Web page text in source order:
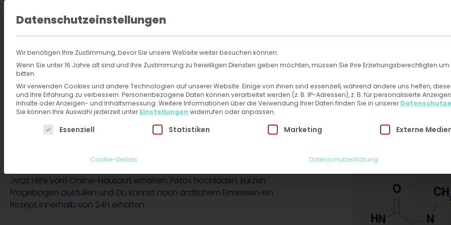
Online-Hautarzt› Rezepte Ivermectin
Ivermectin: Rezept vom
Online-Hautarzt in
Minuten anfragen
Jetzt Hilfe vom Online-Hautarzt erhalten: Fotos hochladen, kurzen
Fragebogen ausfüllen und Du kannst nach ärztlichem Ermessen ein
Rezept innerhalb von 24h erhalten
Datenschutzeinstellungen
Wir benötigen Ihre Zustimmung, bevor Sie unsere Website weiter besuchen können.
Wenn Sie unter 16 Jahre alt sind und Ihre Zustimmung zu freiwilligen Diensten geben möchten, müssen Sie Ihre Erziehungsberechtigten um
bitten.
Wir verwenden Cookies und andere Technologien auf unserer Website. Einige von ihnen sind essenziell, während andere uns helfen,
und Ihre Erfahrung zu verbessern. Personenbezogene Daten können verarbeitet werden (z. B. IP-Adressen), z. B. für personalisierte
Inhalte oder Anzeigen- und Inhaltsmessung. Weitere Informationen über die Verwendung Ihrer Daten finden Sie in unserer
Sie können Ihre Auswahl jederzeit unterEinstellungen widerrufen oder anpassen.
Es folgt eine Liste der Service-Gruppen, für die eine Einwilligung erteilt werden kann. Die erste Service-
Essenziell Statistiken Marketing Externe
Cookie-Details Datenschutzerklärung